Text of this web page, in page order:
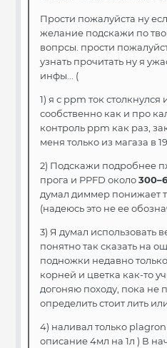
Прости пожалуйста ну
желание подскажи по
вопрсы. прости
узнать прочитать ну я
инфы... (
1) я с ppm ток
сообственно как и про
контроль ppm как раз,
меня только из магаза в
2) Подскажи подробнее
прога и PPFD около
думал диммер понижает
(надеюсь это не ее
3) Я думал использовать
понятно так сказать на
подножки недавно
корней и цветка как-то
догоняю походу, пока не
определить стоит лить
4) наливал только
описание 4мл на 1л ) В